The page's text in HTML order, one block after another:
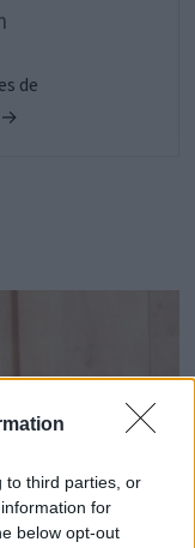
to third parties, or
for
below opt-out
de
→